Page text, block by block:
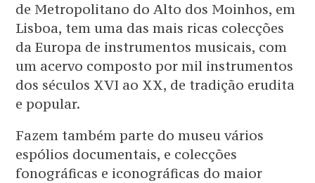
de Metropolitano do Alto dos Moinhos, em
Lisboa, tem uma das mais ricas colecções
da Europa de instrumentos musicais, com
um acervo composto por mil instrumentos
dos séculos XVI ao XX, de tradição erudita
e popular.
Fazem também parte do museu vários
espólios documentais, e colecções
fonográficas e iconográficas do maior